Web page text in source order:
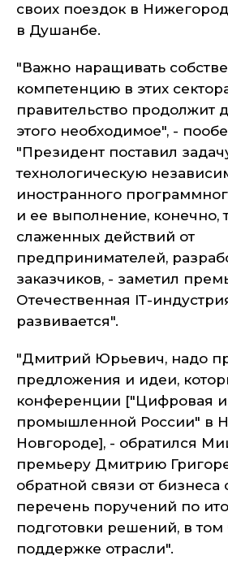
своих поездок в
в Душанбе.
"Важно наращивать
компетенцию в этих
правительство продолжит
этого необходимое", -
"Президент поставил
технологическую
иностранного
и ее выполнение, конечно,
слаженных действий от
предпринимателей,
заказчиков, - заметил
Отечественная IТ-
развивается".
"Дмитрий Юрьевич, надо
предложения и идеи,
конференции ["Цифровая
промышленной России" в
Новгороде], - обратился
премьеру Дмитрию
обратной связи от
перечень поручений по
подготовки решений, в том
поддержке отрасли".